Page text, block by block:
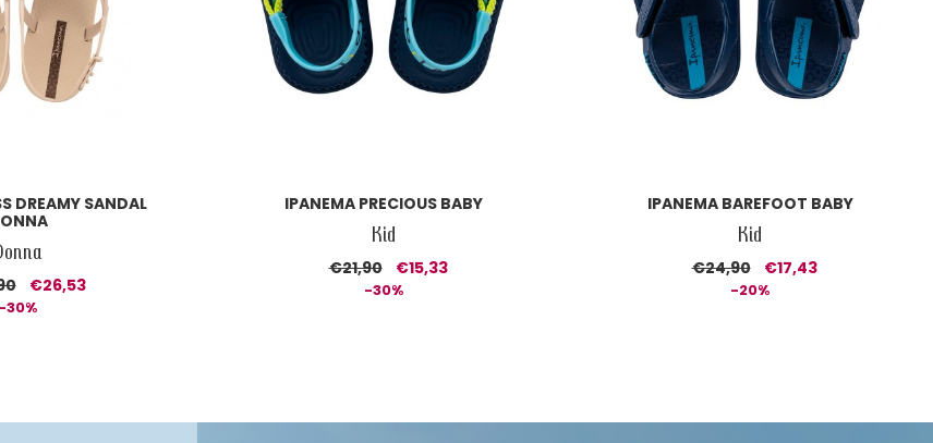
DREAMY SANDAL
€26,53
-30%
IPANEMA PRECIOUS BABY
Kid
€21,90 €15,33
-30%
IPANEMA BAREFOOT BABY
Kid
€24,90 €17,43
-20%